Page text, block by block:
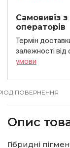
Самовивіз
операторів
Термін
залежностi вiд
умови
ПОВЕРНЕННЯ
Опис
Гібридні